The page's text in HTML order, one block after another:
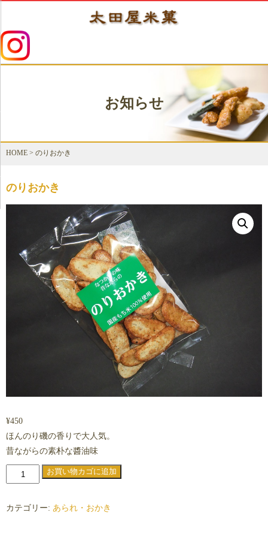
お知らせ
HOME > のりおかき
のりおかき
¥450
ほんのり磯の香りで大人気。
昔ながらの素朴な醬油味
り
お買い物カゴに追加
カテゴリー: あられ・おかき